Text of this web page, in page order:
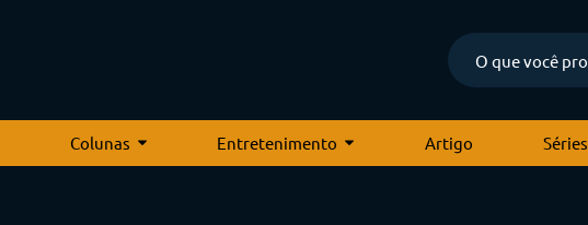
Colunas Entretenimento Artigo Séries